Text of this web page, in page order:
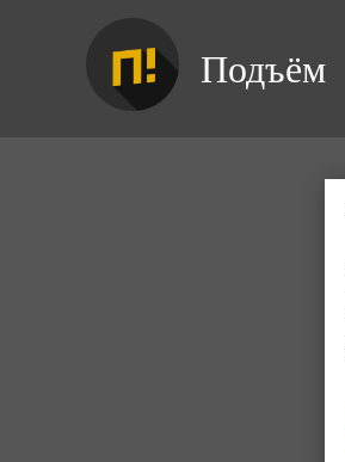
Подъём